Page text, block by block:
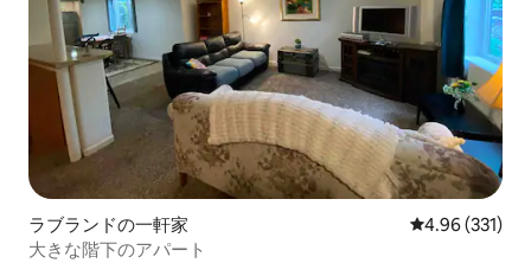
ラブランドの一軒家 レビュー331
4.96 (331)
大きな階下のアパート